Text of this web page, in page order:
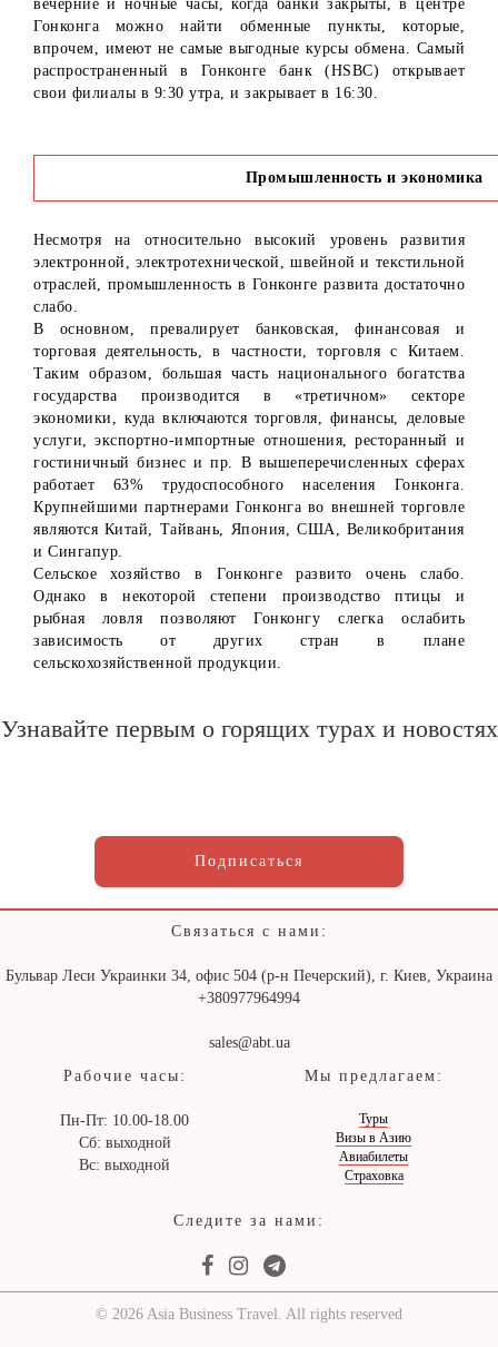
вечерние и ночные часы, когда банки закрыты, в центре
Гонконга можно найти обменные пункты, которые,
впрочем, имеют не самые выгодные курсы обмена. Самый
распространенный в Гонконге банк (HSBC) открывает
свои филиалы в 9:30 утра, и закрывает в 16:30.
Промышленность и экономика
Несмотря на относительно высокий уровень развития
электронной, электротехнической, швейной и текстильной
отраслей, промышленность в Гонконге развита достаточно
слабо.
В основном, превалирует банковская, финансовая и
торговая деятельность, в частности, торговля с Китаем.
Таким образом, большая часть национального богатства
государства производится в «третичном» секторе
экономики, куда включаются торговля, финансы, деловые
услуги, экспортно-импортные отношения, ресторанный и
гостиничный бизнес и пр. В вышеперечисленных сферах
работает 63% трудоспособного населения Гонконга.
Крупнейшими партнерами Гонконга во внешней торговле
являются Китай, Тайвань, Япония, США, Великобритания
и Сингапур.
Сельское хозяйство в Гонконге развито очень слабо.
Однако в некоторой степени производство птицы и
рыбная ловля позволяют Гонконгу слегка ослабить
зависимость от других стран в плане
сельскохозяйственной продукции.
Узнавайте первым о горящих турах и новостях
Подписаться
Связаться с нами:
Бульвар Леси Украинки 34, офис 504 (р-н Печерский), г. Киев, Украина
+380977964994
sales@abt.ua
Рабочие часы:
Пн-Пт: 10.00-18.00
Сб: выходной
Вс: выходной
Мы предлагаем:
Туры
Визы в Азию
Авиабилеты
Страховка
Следите за нами:
© 2026 Asia Business Travel. All rights reserved